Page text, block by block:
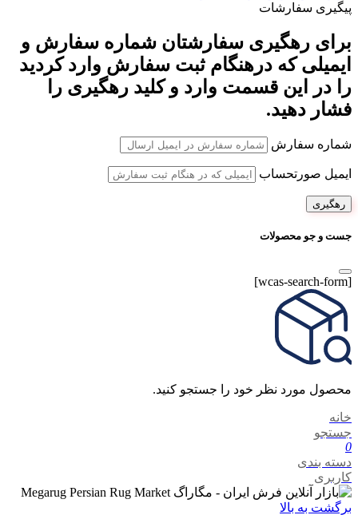
پیگیری سفارشات
برای رهگیری سفارشتان شماره سفارش و
ایمیلی که درهنگام ثبت سفارش وارد کردید
را در این قسمت وارد و کلید رهگیری را
فشار دهید.
شماره سفارش
ایمیل صورتحساب
رهگیری
جست و جو محصولات
[wcas-search-form]
محصول مورد نظر خود را جستجو کنید.
خانه
جستجو
0
دسته بندی
کاربری
برگشت به بالا